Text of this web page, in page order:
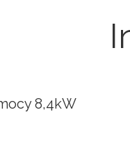
8,4kW